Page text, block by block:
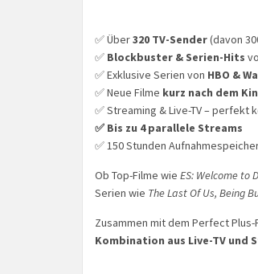
✅ Über320 TV-Sender(davon
✅ Blockbuster & Serien-Hits
✅ Exklusive Serien von HBO &
✅ Neue Filme kurz nach dem
✅ Streaming & Live-TV – perfekt
✅ Bis zu 4 parallele Streams
✅ 150 Stunden
Ob Top-Filme wie ES: Welcome to
Serien wie The Last Of Us, Being
Zusammen mit dem Perfect
Kombination aus Live-TV und